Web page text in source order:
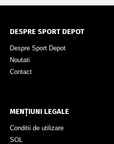
DESPRE SPORT DEPOT
Despre Sport Depot
Noutati
Contact
MENȚIUNI LEGALE
Conditii de utilizare
SOL